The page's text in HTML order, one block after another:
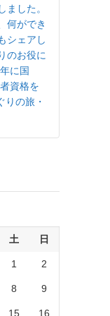
ました。
何ができ
シェアし
のお役に
に国
資格を
りの旅・
土 日
1 2
8 9
15 16